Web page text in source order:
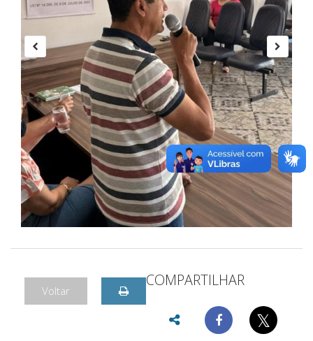
Voltar
COMPARTILHAR
𝕏